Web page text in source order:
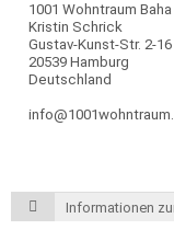
1001 Wohntraum
Kristin Schrick
Gustav-Kunst-Str. 2-16
20539 Hamburg
Deutschland
Informationen